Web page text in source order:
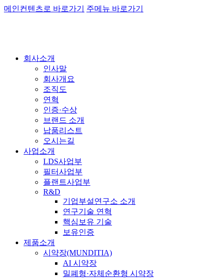
메인컨텐츠로 바로가기 주메뉴 바로가기
회사소개
인사말
회사개요
조직도
연혁
인증·수상
브랜드 소개
납품리스트
오시는길
사업소개
LDS사업부
필터사업부
플랜트사업부
R&D
기업부설연구소 소개
연구기술 연혁
핵심보유 기술
보유인증
제품소개
시약장(MUNDITIA)
AI 시약장
밀폐형·자체순환형 시약장